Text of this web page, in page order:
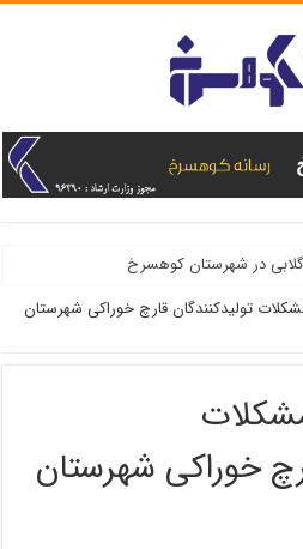
تولیدکنندگان قارچ خوراکی شهرستان
خوراکی شهرستان